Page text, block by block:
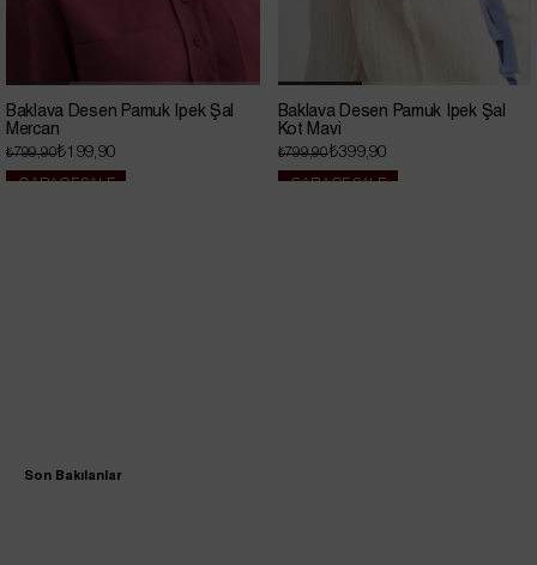
Baklava Desen Pamuk İpek Şal
Mercan
₺199,90
₺799,90
GARAGE SALE
Baklava Desen Pamuk İpek Şal
Kot Mavi
₺399,90
₺799,90
GARAGE SALE
Son Bakılanlar